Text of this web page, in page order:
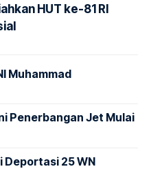
HUT ke-81 RI
Muhammad
Penerbangan Jet Mulai
Deportasi 25 WN